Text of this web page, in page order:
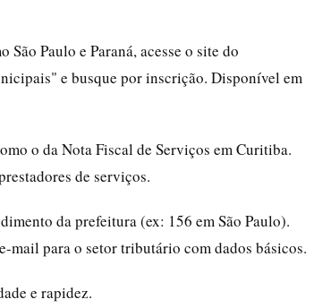
São Paulo e Paraná, acesse o site do
e busque por inscrição. Disponível em
o da Nota Fiscal de Serviços em Curitiba.
de serviços.
da prefeitura (ex: 156 em São Paulo).
mail para o setor tributário com dados básicos.
e rapidez.